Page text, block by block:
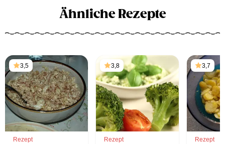
Ähnliche Rezepte
3,5
Rezept
3,8
Rezept
3,7
Rezept